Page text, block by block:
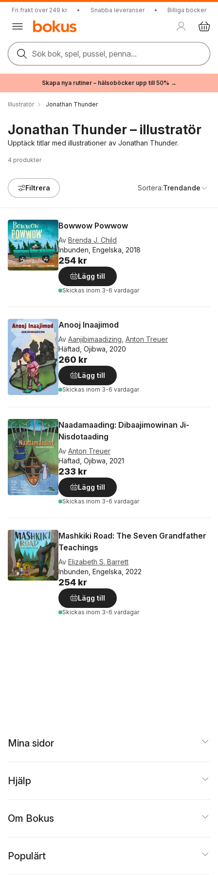
Fri frakt över 249 kr • Snabba leveranser • Billiga böcker
Sök bok, spel, pussel, penna...
Skapa nya rutiner – hälsoböcker upp till 50% →
Illustratör Jonathan Thunder
Jonathan Thunder – illustratör
Upptäck titlar med illustrationer av Jonathan Thunder.
4 produkter
Filtrera Sortera:Trendande
Bowwow Powwow
Av Brenda J. Child
Inbunden, Engelska, 2018
254 kr
Lägg till
Skickas inom 3-6 vardagar
Anooj Inaajimod
Av Aanjibimaadizing Anton Treuer
Häftad, Ojibwa, 2020
260 kr
Lägg till
Skickas inom 3-6 vardagar
Naadamaading: Dibaajimowinan Ji-
Nisdotaading
Av Anton Treuer
Häftad, Ojibwa, 2021
233 kr
Lägg till
Skickas inom 3-6 vardagar
Mashkiki Road: The Seven Grandfather
Teachings
Av Elizabeth S. Barrett
Inbunden, Engelska, 2022
254 kr
Lägg till
Skickas inom 3-6 vardagar
Mina sidor
Hjälp
Om Bokus
Populärt